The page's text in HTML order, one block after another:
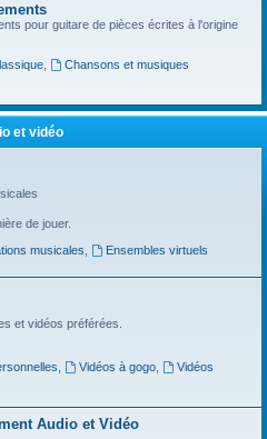
pour guitare de pièces écrites à l'origine
,
Chansons et musiques
et vidéo
de jouer.
musicales
Ensembles virtuels
et vidéos préférées.
Vidéos à gogo,
Vidéos
Audio et Vidéo